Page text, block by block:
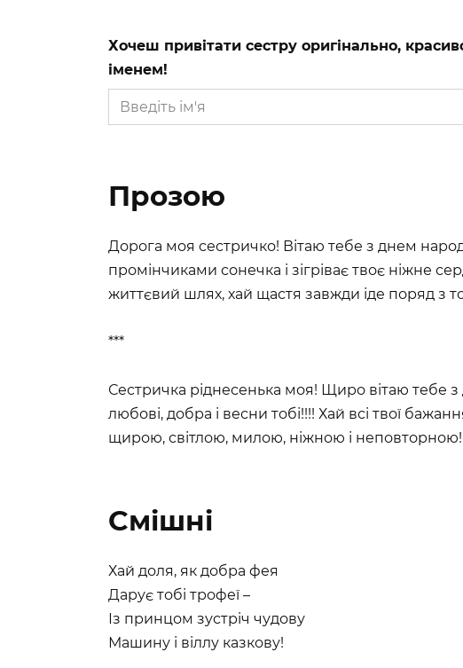
Хочеш привітати сестру оригінально,
іменем!
Прозою
Дорога моя сестричко! Вітаю тебе з днем
промінчиками сонечка і зігріває твоє ніжне
життєвий шлях, хай щастя завжди іде поряд з
***
Сестричка ріднесенька моя! Щиро вітаю тебе
любові, добра і весни тобі!!!! Хай всі твої
щирою, світлою, милою, ніжною і
Смішні
Хай доля, як добра фея
Дарує тобі трофеї –
Із принцом зустріч чудову
Машину і віллу казкову!